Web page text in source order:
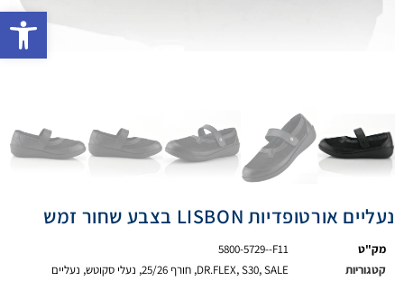
נעליים אורטופדיות LISBON בצבע שחור זמש
מק"ט
5800-5729--F11
קטגוריות
DR.FLEX,S30,SALE
, חורף 25/26 , נעלי סקוטש, נעליים